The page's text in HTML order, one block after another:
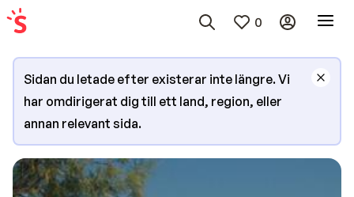
0
Sidan du letade efter existerar inte längre. Vi
har omdirigerat dig till ett land, region, eller
annan relevant sida.